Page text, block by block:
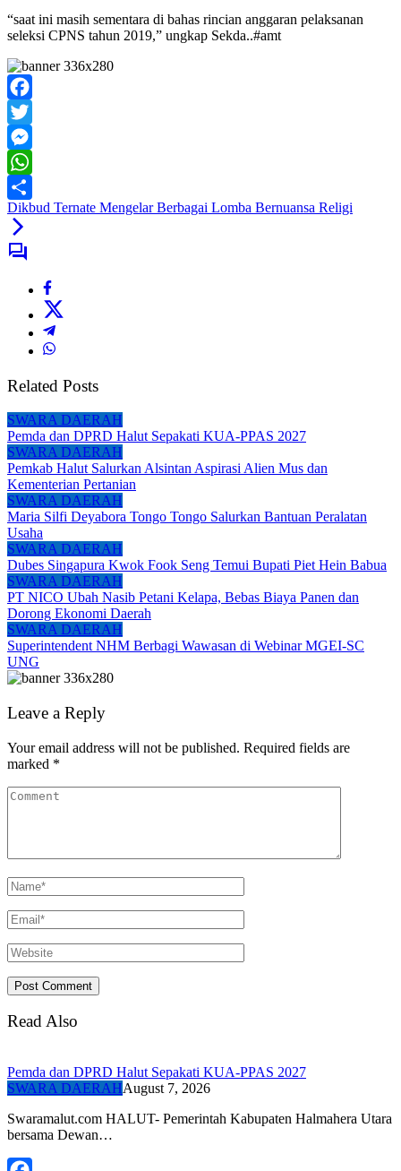
“saat ini masih sementara di bahas rincian anggaran pelaksanan
seleksi CPNS tahun 2019,” ungkap Sekda..#amt
Facebook
Twitter
Messenger
WhatsApp
Share
Dikbud Ternate Mengelar Berbagai Lomba Bernuansa Religi
Related Posts
SWARA DAERAH
Pemda dan DPRD Halut Sepakati KUA-PPAS 2027
SWARA DAERAH
Pemkab Halut Salurkan Alsintan Aspirasi Alien Mus dan
Kementerian Pertanian
SWARA DAERAH
Maria Silfi Deyabora Tongo Tongo Salurkan Bantuan Peralatan
Usaha
SWARA DAERAH
Dubes Singapura Kwok Fook Seng Temui Bupati Piet Hein Babua
SWARA DAERAH
PT NICO Ubah Nasib Petani Kelapa, Bebas Biaya Panen dan
Dorong Ekonomi Daerah
SWARA DAERAH
Superintendent NHM Berbagi Wawasan di Webinar MGEI-SC
UNG
Leave a Reply
Your email address will not be published. Required fields are
marked *
Read Also
Pemda dan DPRD Halut Sepakati KUA-PPAS 2027
SWARA DAERAHAugust 7, 2026
Swaramalut.com HALUT- Pemerintah Kabupaten Halmahera Utara
bersama Dewan…